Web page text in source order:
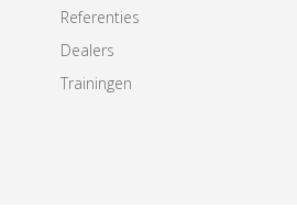
Referenties
Dealers
Trainingen